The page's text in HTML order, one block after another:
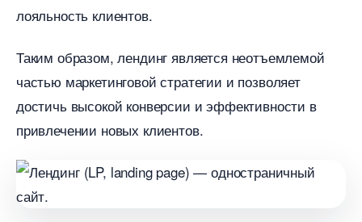
лояльность клиентов.​
Таким образом, лендинг является неотъемлемой
частью маркетинговой стратегии и позволяет
достичь высокой конверсии и эффективности
привлечении новых клиентов.